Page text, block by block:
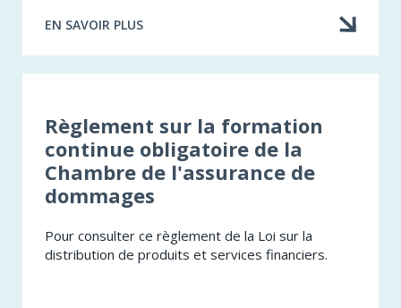
EN SAVOIR PLUS
À
DEMANDE
DE
RECONNAISSANCE
D'UN
FORMATEUR
Règlement sur la formation
continue obligatoire de la
Chambre de l'assurance de
dommages
Pour consulter ce règlement de la Loi sur la
distribution de produits et services financiers.